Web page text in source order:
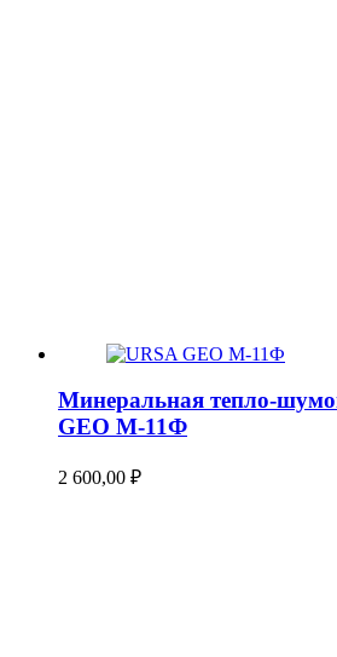
Минеральная тепло-
GEO М-11Ф
2 600,00 ₽